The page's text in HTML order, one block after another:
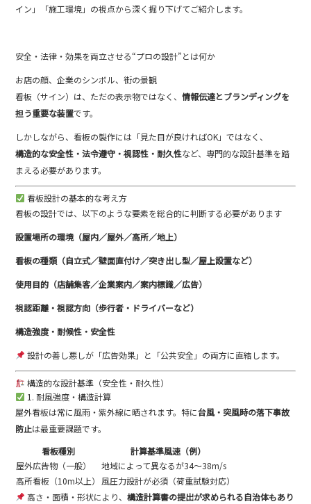
イン」「施工環境」の視点から深く掘り下げてご紹介します。
安全・法律・効果を両立させる“プロの設計”とは何か
お店の顔、企業のシンボル、街の景観
看板（サイン）は、ただの表示物ではなく、情報伝達とブランディングを
担う重要な装置です。
しかしながら、看板の製作には「見た目が良ければOK」ではなく、
構造的な安全性・法令遵守・視認性・耐久性など、専門的な設計基準を踏
まえる必要があります。
看板設計の基本的な考え方
看板の設計では、以下のような要素を総合的に判断する必要があります
設置場所の環境（屋内／屋外／高所／地上）
看板の種類（自立式／壁面直付け／突き出し型／屋上設置など）
使用目的（店舗集客／企業案内／案内標識／広告）
視認距離・視認方向（歩行者・ドライバーなど）
構造強度・耐候性・安全性
設計の善し悪しが「広告効果」と「公共安全」の両方に直結します。
構造的な設計基準（安全性・耐久性）
1. 耐風強度・構造計算
屋外看板は常に風雨・紫外線に晒されます。特に台風・突風時の落下事故
防止は最重要課題です。
看板種別
計算基準風速（例）
屋外広告物（一般）
地域によって異なるが34～38m/s
高所看板（10m以上）
風圧力設計が必須（荷重試験対応）
高さ・面積・形状により、構造計算書の提出が求められる自治体もあり